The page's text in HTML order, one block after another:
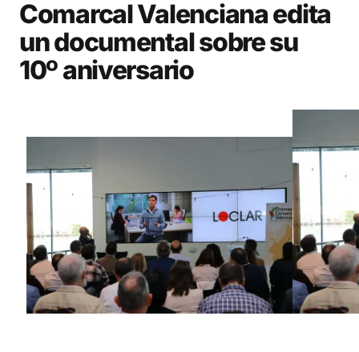
Comarcal Valenciana edita
un documental sobre su
10º aniversario